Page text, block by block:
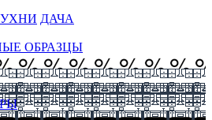
ДАЧА
ОБРАЗЦЫ